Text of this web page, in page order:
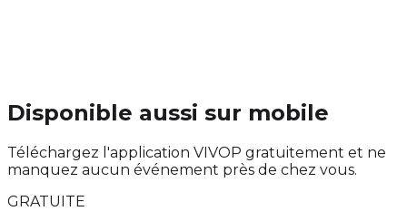
Disponible aussi sur mobile
Téléchargez l'application VIVOP gratuitement et ne
manquez aucun événement près de chez vous.
GRATUITE